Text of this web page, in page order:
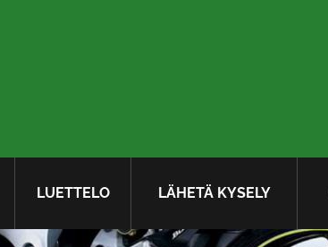
LUETTELO LÄHETÄ KYSELY